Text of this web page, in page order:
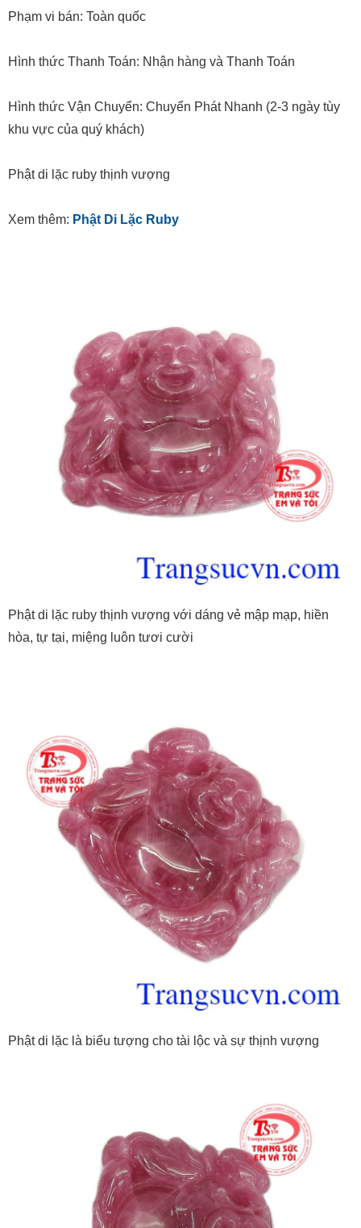
Phạm vi bán: Toàn quốc
Hình thức Thanh Toán: Nhận hàng và Thanh Toán
Hình thức Vận Chuyển: Chuyển Phát Nhanh (2-3 ngày tùy
khu vực của quý khách)
Phật di lặc ruby thịnh vượng
Xem thêm: Phật Di Lặc Ruby
Phật di lặc ruby thịnh vượng với dáng vẻ mập mạp, hiền
hòa, tự tại, miệng luôn tươi cười
Phật di lặc là biểu tượng cho tài lộc và sự thịnh vượng